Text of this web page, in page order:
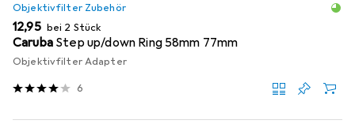
Objektivfilter Zubehör
EUR
12,95 bei 2 Stück
Caruba Step up/down Ring 58mm 77mm
Objektivfilter Adapter
6